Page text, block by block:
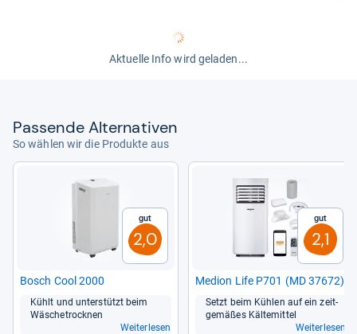
Aktuelle Info wird geladen...
Pas­sende Alter­na­ti­ven
So wählen wir die Produkte aus
Gut
2,0
Bosch Cool 2000
Kühlt und unter­stützt beim
Wäsche­trock­nen
Weiterlesen
Gut
2,1
Medion Life P701 (MD 37672)
Setzt beim Küh­len auf ein zeit­
ge­mä­ßes Käl­te­mit­tel
Weiterlesen